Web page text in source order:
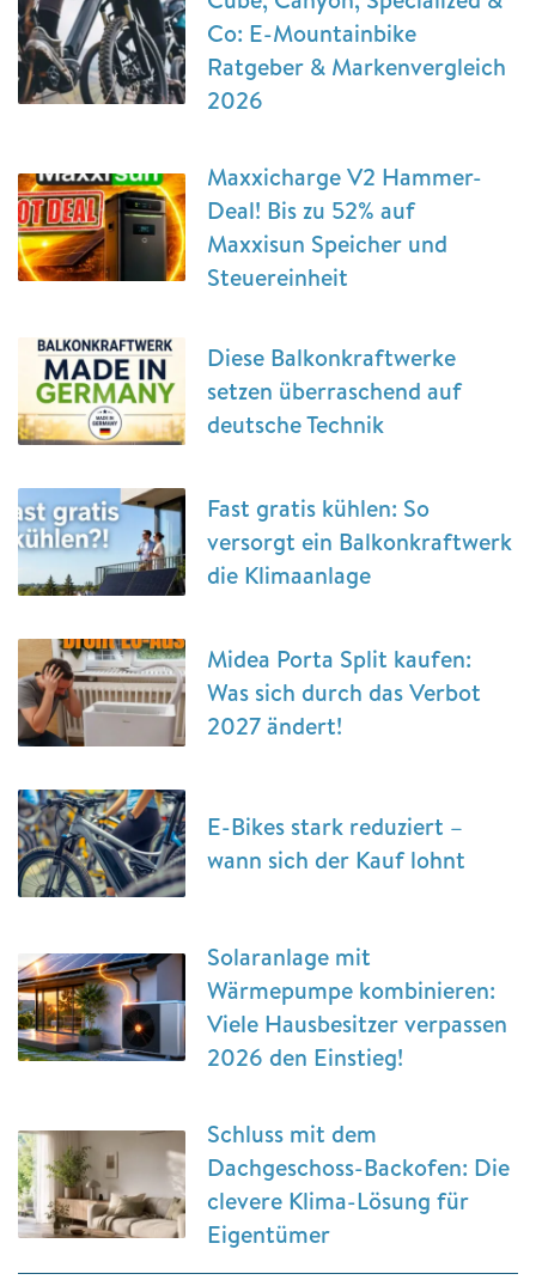
Co: E-Mountainbike
Ratgeber & Markenvergleich
2026
Maxxicharge V2 Hammer-
Deal! Bis zu 52% auf
Maxxisun Speicher und
Steuereinheit
Diese Balkonkraftwerke
setzen überraschend auf
deutsche Technik
Fast gratis kühlen: So
versorgt ein Balkonkraftwerk
die Klimaanlage
Midea Porta Split kaufen:
Was sich durch das Verbot
2027 ändert!
E-Bikes stark reduziert –
wann sich der Kauf lohnt
Solaranlage mit
Wärmepumpe kombinieren:
Viele Hausbesitzer verpassen
2026 den Einstieg!
Schluss mit dem
Dachgeschoss-Backofen: Die
clevere Klima-Lösung für
Eigentümer